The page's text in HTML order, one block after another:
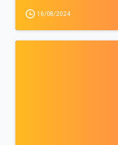
16/08/2024